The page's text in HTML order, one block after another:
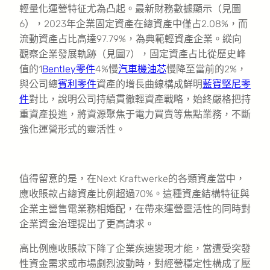
輕量化運營特征尤為凸起。最新財務數據顯示（見圖
6），2023年企業固定資產在總資產中僅占2.08%，而
流動資產占比高達97.79%，為典範輕資產企業。縱向
觀察企業發展軌跡（見圖7），固定資產占比從歷史峰
值的1Bentley零件4%慢汽車機油芯慢降至當前的2%，
與公司總賓利零件資產的增長曲線構成鮮明藍寶堅尼零
件對比，說明公司持續貫徹輕資產戰略，始終嚴格把持
重資產投進，將資源聚焦于電力買賣等焦點業務，不斷
強化運營形式的靈活性。
值得留意的是，在Next Kraftwerke的各類資產當中，
應收賬款占總資產比例超過70%。這種資產結構特征與
企業主營售電業務相婚配，在帶來運營靈活性的同時對
企業資金治理提出了更高請求。
高比例應收賬款下降了企業疾速變現才能，當遭受突發
性資金需求或市場劇烈波動時，對經營穩定性構成了壓